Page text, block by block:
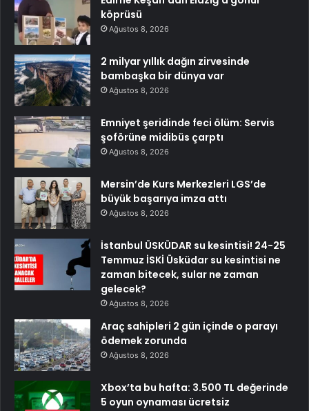
köprüsü
Ağustos 8, 2026
2 milyar yıllık dağın zirvesinde
bambaşka bir dünya var
Ağustos 8, 2026
Emniyet şeridinde feci ölüm: Servis
şoförüne midibüs çarptı
Ağustos 8, 2026
Mersin’de Kurs Merkezleri LGS’de
büyük başarıya imza attı
Ağustos 8, 2026
İstanbul ÜSKÜDAR su kesintisi! 24-25
Temmuz İSKİ Üsküdar su kesintisi ne
zaman bitecek, sular ne zaman
gelecek?
Ağustos 8, 2026
Araç sahipleri 2 gün içinde o parayı
ödemek zorunda
Ağustos 8, 2026
Xbox’ta bu hafta: 3.500 TL değerinde
5 oyun oynaması ücretsiz